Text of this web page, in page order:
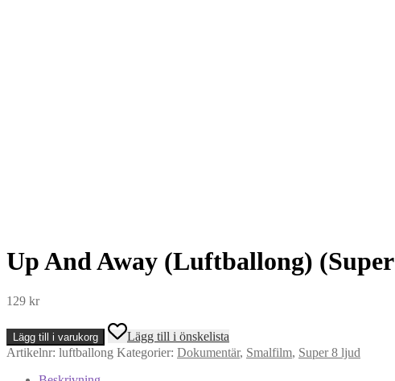
Up And Away (Luftballong)
129 kr
Up
And
Away
Lägg till i varukorg
Lägg till i önskelista
Artikelnr: luftballong Kategorier: Dokumentär, Smalfilm, Super 8 ljud